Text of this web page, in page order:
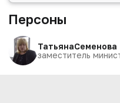
Персоны
ТатьянаСеменова
заместитель